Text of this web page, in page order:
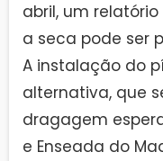
abril, um
a seca pode ser
A instalação do
alternativa, que
dragagem
e Enseada do